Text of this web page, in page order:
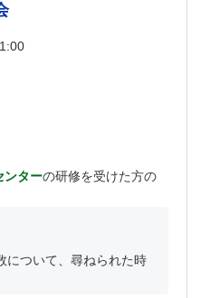
ンターの研修を受けた方の
について、尋ねられた時